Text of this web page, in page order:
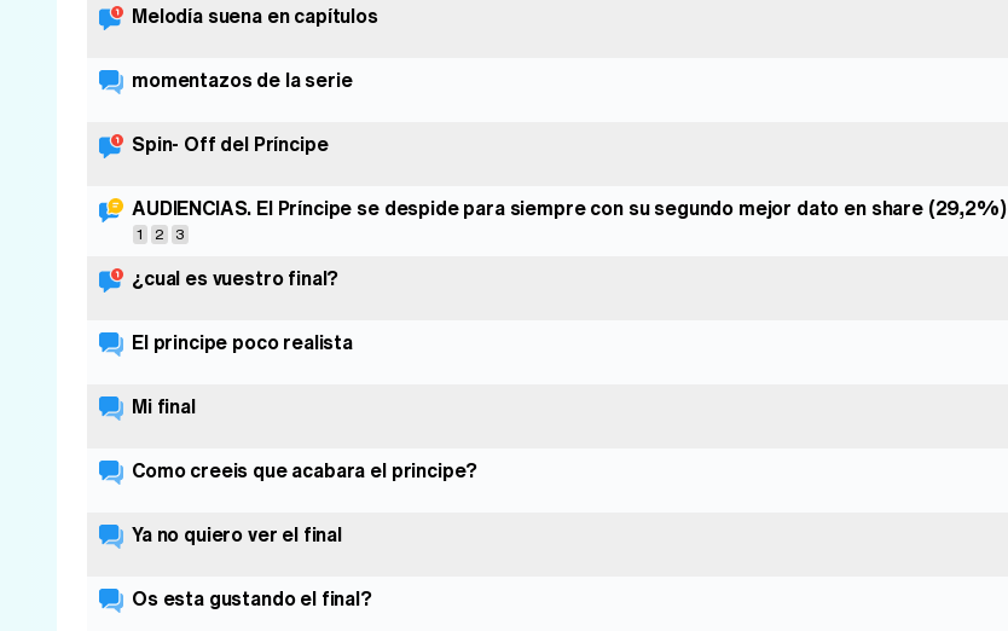
Melodía suena en capítulos
momentazos de la serie
Spin- Off del Príncipe
AUDIENCIAS. El Príncipe se despide para siempre con su segundo mejor dato en share (29,2%)
1 2 3
¿cual es vuestro final?
El principe poco realista
Mi final
Como creeis que acabara el principe?
Ya no quiero ver el final
Os esta gustando el final?